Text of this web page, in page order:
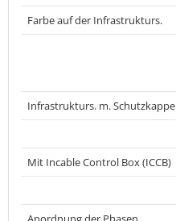
Farbe auf der Infrastrukturs.
Infrastrukturs. m. Schutzkappe
Mit Incable Control Box (ICCB)